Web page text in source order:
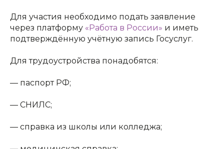
Для участия необходимо подать заявление
через платформу «Работа в России» и иметь
подтверждённую учётную запись Госуслуг.
Для трудоустройства понадобятся:
— паспорт РФ;
— СНИЛС;
— справка из школы или колледжа;